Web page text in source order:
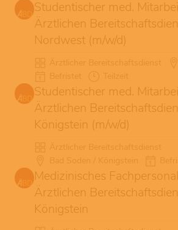
Studentischer med.
Ärztlichen
Nordwest (m/w/d)
Studentischer med.
Ärztlichen
Königstein (m/w/d)
Medizinisches
Ärztlichen
Königstein